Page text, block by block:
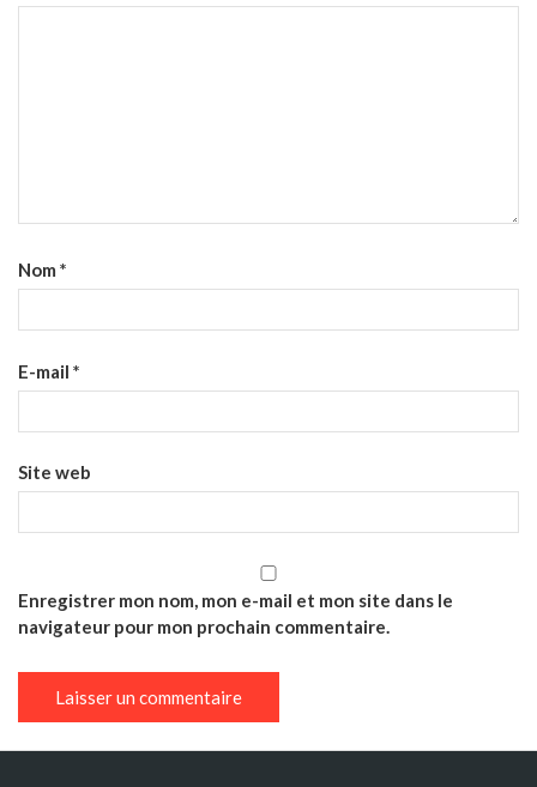
Nom *
E-mail *
Site web
Enregistrer mon nom, mon e-mail et mon site dans le
navigateur pour mon prochain commentaire.